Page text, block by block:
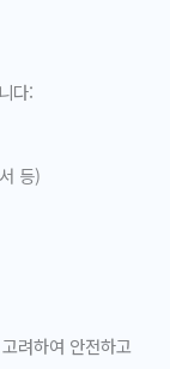
다:
등)
려하여 안전하고